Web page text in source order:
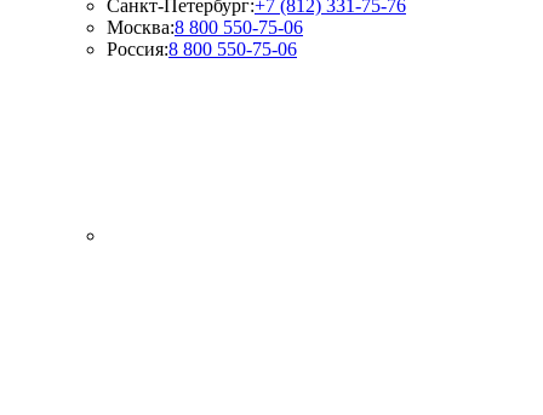
Санкт-Петербург:+7 (812) 331-75-76
Москва:8 800 550-75-06
Россия:8 800 550-75-06